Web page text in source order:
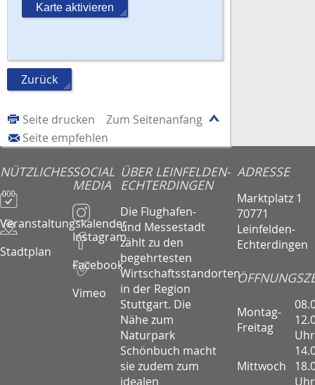
Karte aktivieren
Zurück
Zum Seitenanfang
Seite drucken
Seite empfehlen
NÜTZLICHES
Veranstaltungskalender
Stadtplan
SOCIAL
MEDIA
Instagram
Facebook
Vimeo
ÜBER LEINFELDEN-
ECHTERDINGEN
Die Flughafen-
und Messestadt
zählt zu den
begehrtesten
Wirtschaftsstandorten
in der Region
Stuttgart. Die
Nähe zum
Naturpark
Schönbuch macht
sie zudem zum
idealen
ADRESSE
Marktplatz 1
70771
Leinfelden-
Echterdingen
Montag-
Freitag
Uhr
Mittwoch
Uhr